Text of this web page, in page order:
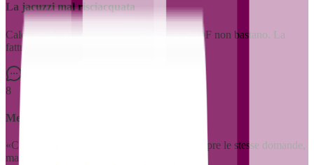
La jacuzzi mal risciacquata
Calcare, schiuma, schizzi. Tre righe in un PDF non bastano. La
fattura di manutenzione, sì.
8
Messaggi dopo le 22
«Come si accende la sauna?» alle 23:47. Sempre le stesse domande,
mai al momento giusto.